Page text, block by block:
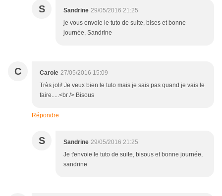
S Sandrine 29/05/2016 21:25
je vous envoie le tuto de suite, bises et bonne
journée, Sandrine
C Carole 27/05/2016 15:09
Très joli! Je veux bien le tuto mais je sais pas quand je vais le
faire.....<br /> Bisous
Répondre
S Sandrine 29/05/2016 21:25
Je t'envoie le tuto de suite, bisous et bonne journée,
sandrine